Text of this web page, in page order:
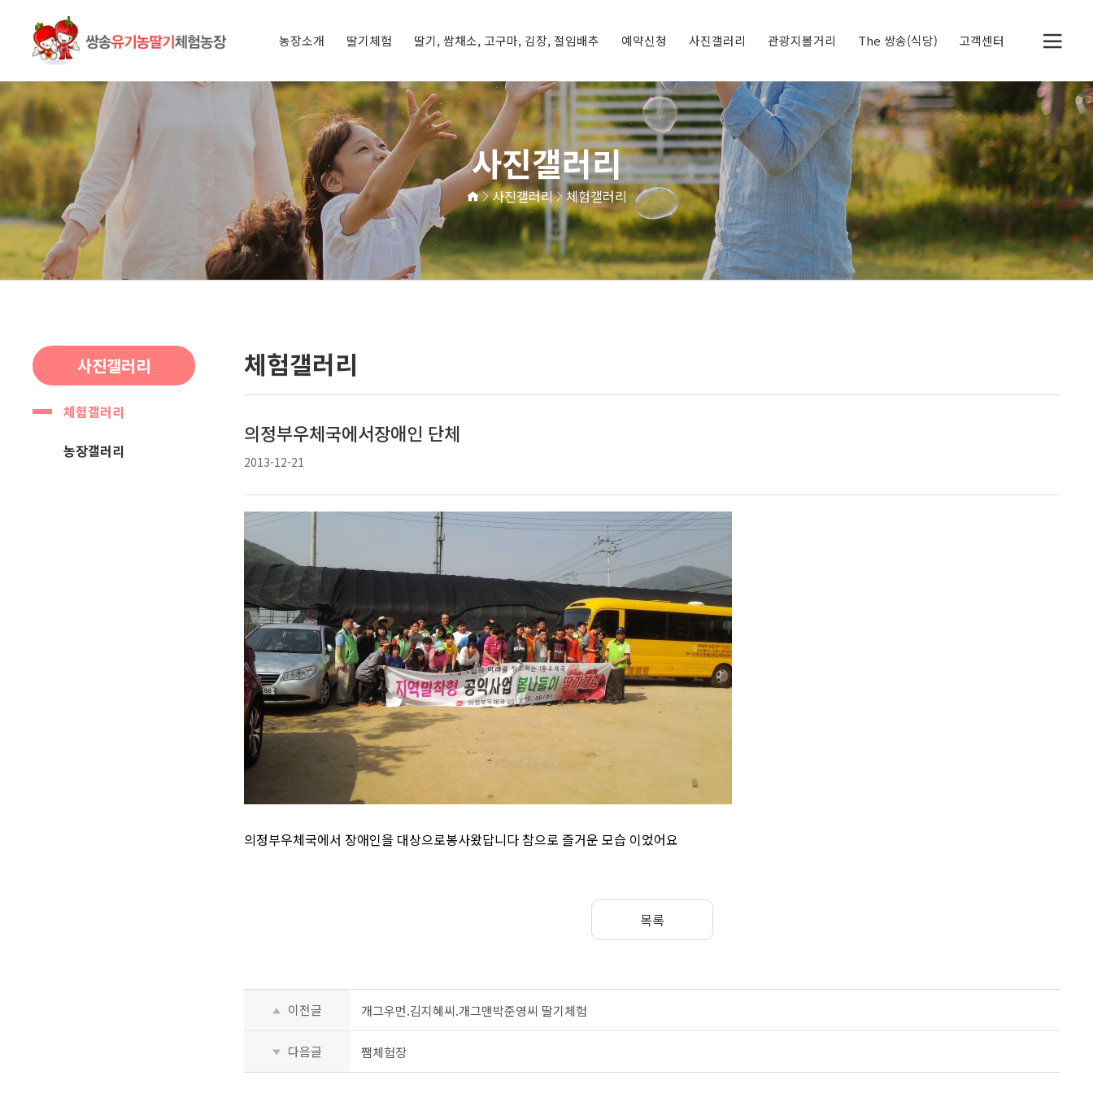
농장소개
인사말
오시는 길
딸기체험
아이들과 딸기체험
딸기 이야기
딸기, 쌈채소, 고구마, 김장, 절임배추
체험프로그램
예약신청
예약신청
예약현황
사진갤러리
체험갤러리
농장갤러리
관광지볼거리
두물머리
세미원
정약용 생가
북한강 자전거 전용도
로
The 쌍송(식당) 고객센터
공지사항
체험후기
딸기레시피
사진갤러리
사진갤러리 체험갤러리
사진갤러리
체험갤러리
농장갤러리
체험갤러리
의정부우체국에서장애인 단체
2013-12-21
의정부우체국에서 장애인을 대상으로봉사왔답니다 참으로 즐거운 모습 이었어요
목록
이전글 개그우먼.김지혜씨.개그맨박준영씨 딸기체험
다음글 쨈체험장